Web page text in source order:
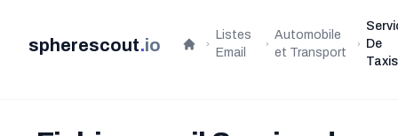
spherescout.io Accueil
Listes
Email
Automobile
et Transport
De
Taxis